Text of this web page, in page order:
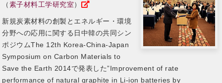
（素子材料工学研究室）
新規炭素材料の創製とエネルギー・環境
分野への応用に関する日中韓の共同シン
ポジウムThe 12th Korea-China-Japan
Symposium on Carbon Materials to
Save the Earth 2014で発表した”Improvement of rate
performance of natural graphite in Li-ion batteries by